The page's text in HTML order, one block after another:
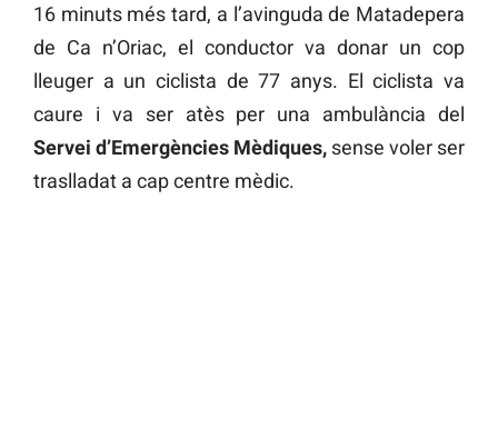
16 minuts més tard, a l’avinguda de Matadepera
de Ca n’Oriac, el conductor va donar un cop
lleuger a un ciclista de 77 anys. El ciclista va
caure i va ser atès per una ambulància del
Servei d’Emergències Mèdiques, sense voler ser
traslladat a cap centre mèdic.